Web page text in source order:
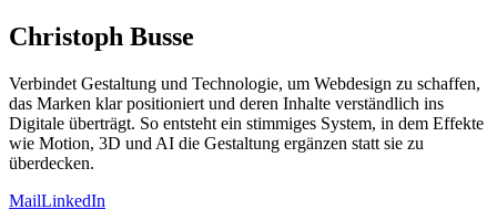
Christoph Busse
Verbindet Gestaltung und Technologie, um Webdesign zu schaffen,
das Marken klar positioniert und deren Inhalte verständlich ins
Digitale überträgt. So entsteht ein stimmiges System, in dem Effekte
wie Motion, 3D und AI die Gestaltung ergänzen statt sie zu
überdecken.
MailLinkedIn